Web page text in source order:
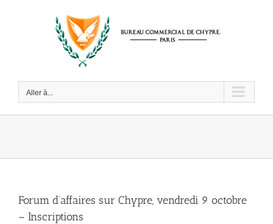
Aller à...
Forum d’affaires sur Chypre, vendredi 9 octobre
– Inscriptions